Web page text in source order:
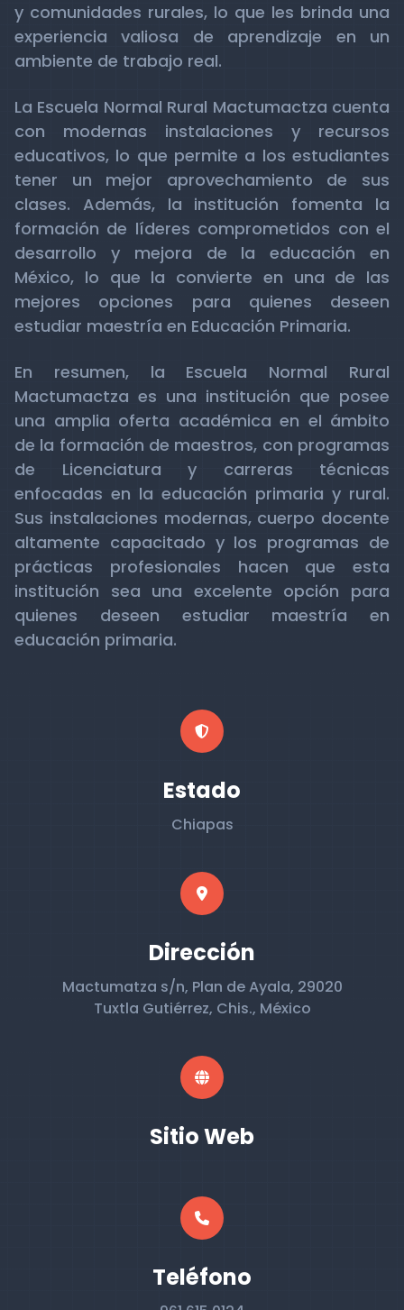
y comunidades rurales, lo que les brinda una
experiencia valiosa de aprendizaje en un
ambiente de trabajo real.
La Escuela Normal Rural Mactumactza cuenta
con modernas instalaciones y recursos
educativos, lo que permite a los estudiantes
tener un mejor aprovechamiento de sus
clases. Además, la institución fomenta la
formación de líderes comprometidos con el
desarrollo y mejora de la educación en
México, lo que la convierte en una de las
mejores opciones para quienes deseen
estudiar maestría en Educación Primaria.
En resumen, la Escuela Normal Rural
Mactumactza es una institución que posee
una amplia oferta académica en el ámbito
de la formación de maestros, con programas
de Licenciatura y carreras técnicas
enfocadas en la educación primaria y rural.
Sus instalaciones modernas, cuerpo docente
altamente capacitado y los programas de
prácticas profesionales hacen que esta
institución sea una excelente opción para
quienes deseen estudiar maestría en
educación primaria.
Estado
Chiapas
Dirección
Mactumatza s/n, Plan de Ayala, 29020
Tuxtla Gutiérrez, Chis., México
Sitio Web
Teléfono